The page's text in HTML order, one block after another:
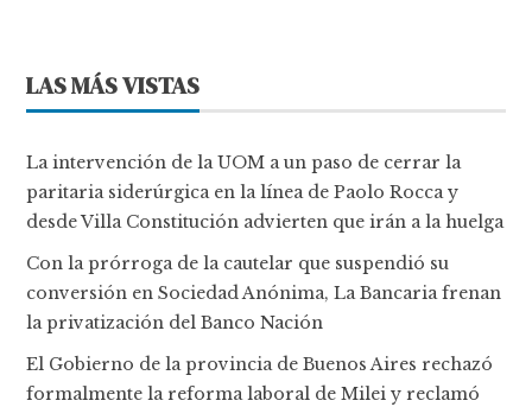
LAS MÁS VISTAS
La intervención de la UOM a un paso de cerrar la
paritaria siderúrgica en la línea de Paolo Rocca y
desde Villa Constitución advierten que irán a la huelga
Con la prórroga de la cautelar que suspendió su
conversión en Sociedad Anónima, La Bancaria frenan
la privatización del Banco Nación
El Gobierno de la provincia de Buenos Aires rechazó
formalmente la reforma laboral de Milei y reclamó